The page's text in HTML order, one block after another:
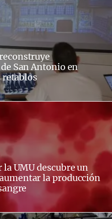
San Antonio en
retablos
UMU descubre un
la producción